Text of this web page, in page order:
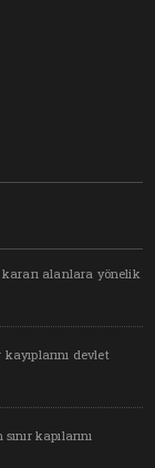
alanlara yönelik
devlet
kapılarını